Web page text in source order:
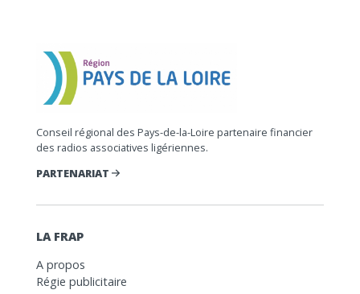
Conseil régional des Pays-de-la-Loire partenaire financier
des radios associatives ligériennes.
PARTENARIAT
LA FRAP
A propos
Régie publicitaire